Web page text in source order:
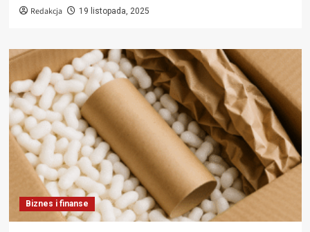
Redakcja 19 listopada, 2025
Biznes i finanse